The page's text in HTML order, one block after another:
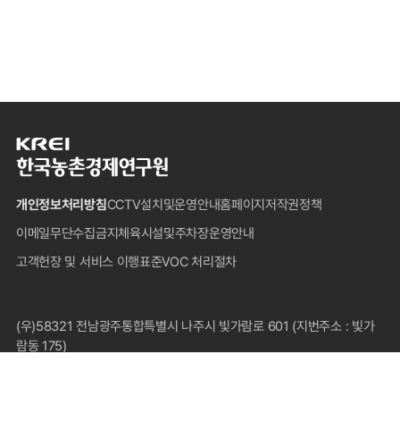
한
국
촌
경
제
연
푸
터
개인정보처리방침CCTV설치및운영안내홈페이지저작권정책
이메일무단수집금지체육시설및주차장운영안내
고객헌장 및 서비스 이행표준VOC 처리절차
(우)58321 전남광주통합특별시 나주시 빛가람로 601 (지번주소 : 빛가
람동 175)